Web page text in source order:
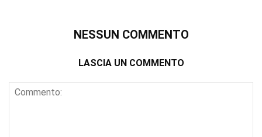
NESSUN COMMENTO
LASCIA UN COMMENTO